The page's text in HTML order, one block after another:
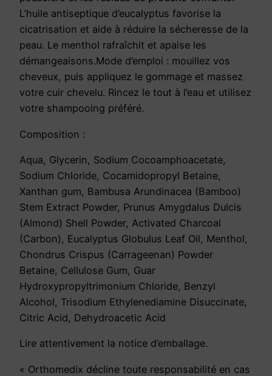
I
C
A
L’huile antiseptique d’eucalyptus favorise la
cicatrisation et aide à réduire la sécheresse de la
peau. Le menthol rafraîchit et apaise les
démangeaisons.Mode d’emploi : mouillez vos
cheveux, puis appliquez le gommage et massez
votre cuir chevelu. Rincez le tout à l’eau et utilisez
votre shampooing préféré.
Composition :
Aqua, Glycerin, Sodium Cocoamphoacetate,
Sodium Chloride, Cocamidopropyl Betaine,
Xanthan gum, Bambusa Arundinacea (Bamboo)
Stem Extract Powder, Prunus Amygdalus Dulcis
(Almond) Shell Powder, Activated Charcoal
(Carbon), Eucalyptus Globulus Leaf Oil, Menthol,
Chondrus Crispus (Carrageenan) Powder
Betaine, Cellulose Gum, Guar
Hydroxypropyltrimonium Chloride, Benzyl
Alcohol, Trisodium Ethylenediamine Disuccinate,
Citric Acid, Dehydroacetic Acid
Lire attentivement la notice d’emballage.
« Orthomedix décline toute responsabilité en cas